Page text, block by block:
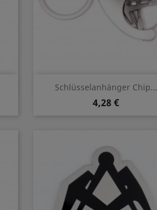
Schlüsselanhänger Chip...
4,28 €
Vorschau